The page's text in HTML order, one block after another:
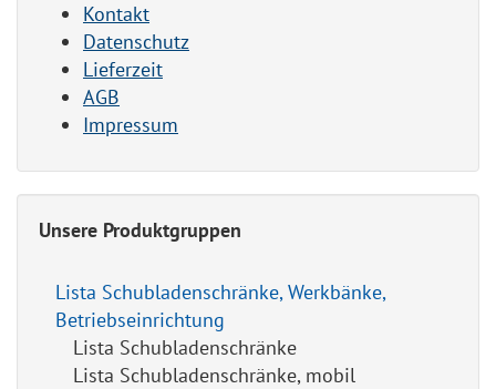
Kontakt
Datenschutz
Lieferzeit
AGB
Impressum
Unsere Produktgruppen
Lista Schubladenschränke, Werkbänke,
Betriebseinrichtung
Lista Schubladenschränke
Lista Schubladenschränke, mobil